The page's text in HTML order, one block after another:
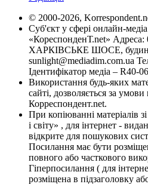
© 2000-2026,
Суб'єкт у сфері онлайн-
«КореспонденТ.net» Адреса:
ХАРКІВСЬКЕ ШОСЕ,
sunlight@mediadim.com.ua
Ідентифікатор медіа – R40-
Використання будь-яких
сайті, дозволяється за
Корреспондент.net.
При копіюванні матеріалів
і світу» , для інтернет -
відкрите для пошукових
Посилання має бути
повного або часткового
Гіперпосилання ( для
розміщена в підзаголовку